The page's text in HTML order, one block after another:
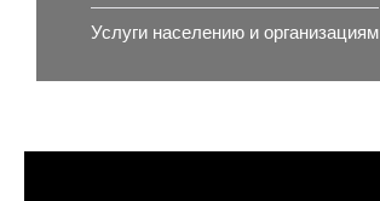
Услуги населению и организациям